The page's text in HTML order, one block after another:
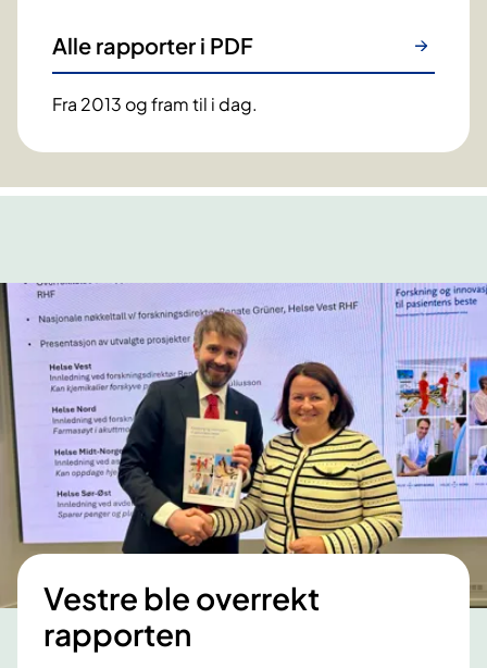
Alle rapporter i PDF
Fra 2013 og fram til i dag.
Vestre ble overrekt
rapporten